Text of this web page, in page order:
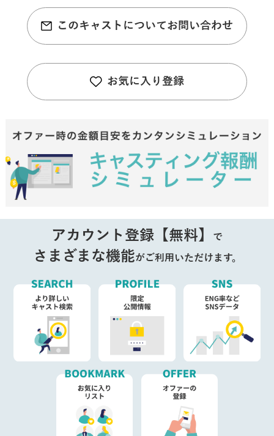
このキャストについてお問い合わせ
お気に入り登録
アカウント登録【無料】 で
さまざまな機能がご利用いただけます。